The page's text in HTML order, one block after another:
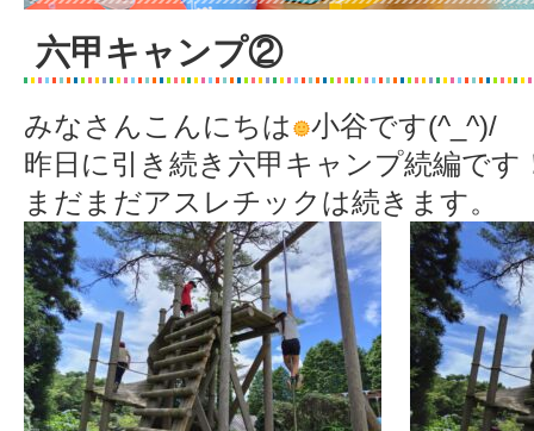
六甲キャンプ②
みなさんこんにちは
小谷です(^_^)/
昨日に引き続き六甲キャンプ続編です
まだまだアスレチックは続きます。